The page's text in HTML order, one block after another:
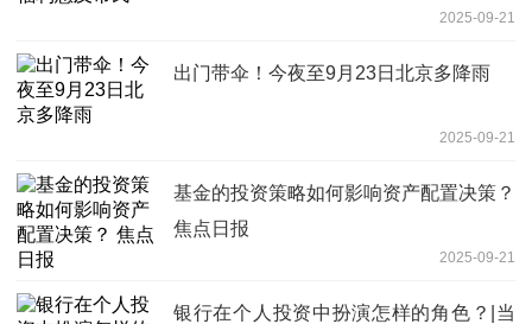
2025-09-21
出门带伞！今夜至9月23日北京多降雨
2025-09-21
基金的投资策略如何影响资产配置决策？
焦点日报
2025-09-21
银行在个人投资中扮演怎样的角色？|当